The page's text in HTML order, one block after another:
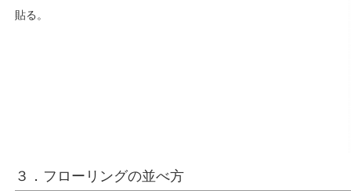
貼る。
３．フローリングの並べ方